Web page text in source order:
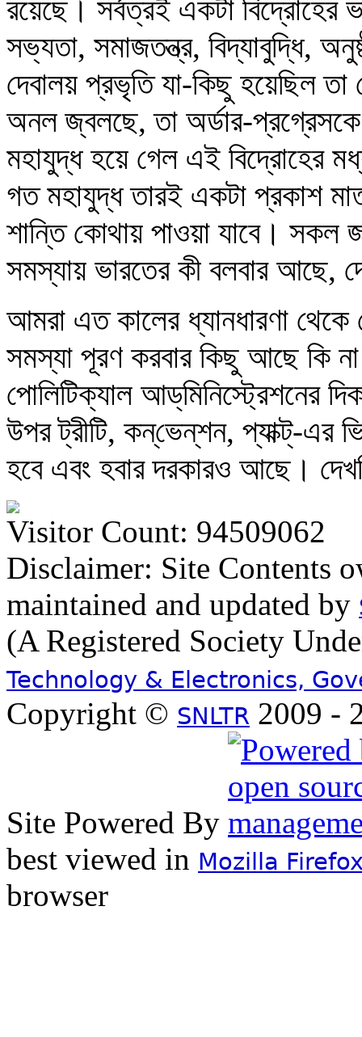
রয়েছে। সর্বত্রই একটা বিদ্রোহের
সভ্যতা, সমাজতন্ত্র, বিদ্যাবুদ্ধি,
দেবালয় প্রভৃতি যা-কিছু হয়েছিল তা
অনল জ্বলছে, তা অর্ডার-প্রগ্রেসকে
মহাযুদ্ধ হয়ে গেল এই বিদ্রোহের
গত মহাযুদ্ধ তারই একটা প্রকাশ
শান্তি কোথায় পাওয়া যাবে। সকল
সমস্যায় ভারতের কী বলবার আছে,
আমরা এত কালের ধ্যানধারণা থেকে
সমস্যা পূরণ করবার কিছু আছে কি
পোলিটিক্যাল আড্‌মিনিস্ট্রেশনের
উপর ট্রীটি, কন্‌ভেন্‌শন, প্যাক্ট্‌-এর
হবে এবং হবার দরকারও আছে।
Visitor Count: 94509062
Disclaimer: Site Contents
maintained and updated by
(A Registered Society
Technology & Electronics,
Copyright © SNLTR 2009 -
Site Powered By
best viewed in Mozilla
browser